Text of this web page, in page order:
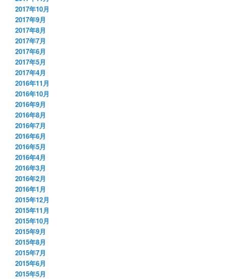
2017年10月
2017年9月
2017年8月
2017年7月
2017年6月
2017年5月
2017年4月
2016年11月
2016年10月
2016年9月
2016年8月
2016年7月
2016年6月
2016年5月
2016年4月
2016年3月
2016年2月
2016年1月
2015年12月
2015年11月
2015年10月
2015年9月
2015年8月
2015年7月
2015年6月
2015年5月